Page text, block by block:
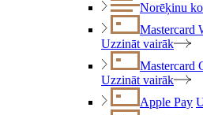
Norēķinu
Mastercard
Uzzināt vairāk
Mastercard
Uzzināt vairāk
Apple Pay